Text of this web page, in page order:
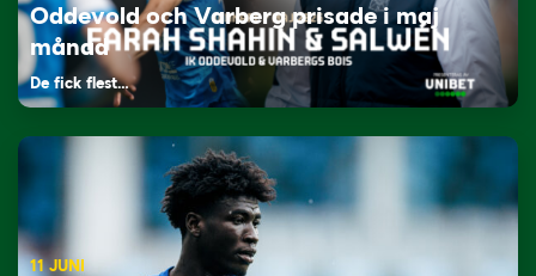
Oddevold och Varberg prisade i maj
månad
De fick flest…
11 JUNI